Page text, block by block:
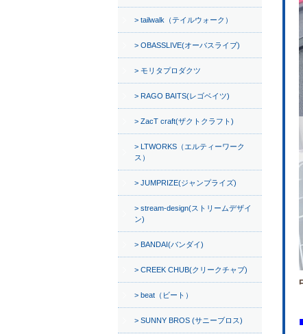
tailwalk（テイルウォーク）
OBASSLIVE(オーバスライブ)
モリタプロダクツ
RAGO BAITS(レゴベイツ)
ZacT craft(ザクトクラフト)
LTWORKS（エルティーワーク
ス）
JUMPRIZE(ジャンプライズ)
stream-design(ストリームデザイ
ン)
BANDAI(バンダイ)
CREEK CHUB(クリークチャブ)
beat（ビート）
SUNNY BROS (サニーブロス)